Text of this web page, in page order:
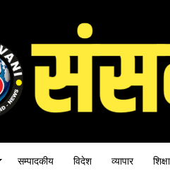
सम्पादकीय विदेश व्यापार शिक्षा